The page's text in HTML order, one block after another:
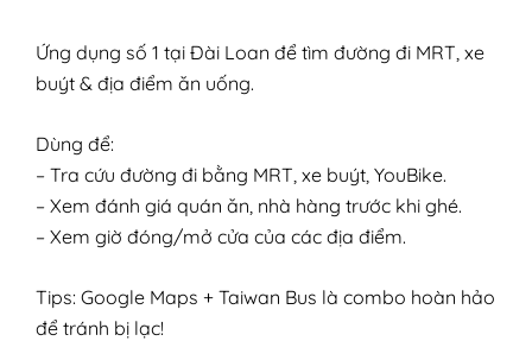
Ứng dụng số 1 tại Đài Loan để tìm đường đi MRT, xe
buýt & địa điểm ăn uống.
Dùng để:
– Tra cứu đường đi bằng MRT, xe buýt, YouBike.
– Xem đánh giá quán ăn, nhà hàng trước khi ghé.
– Xem giờ đóng/mở cửa của các địa điểm.
Tips: Google Maps + Taiwan Bus là combo hoàn hảo
để tránh bị lạc!